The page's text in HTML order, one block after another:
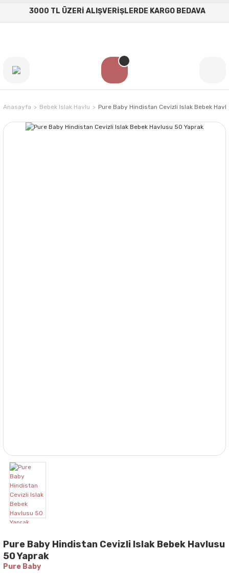
3000 TL ÜZERİ ALIŞVERİŞLERDE KARGO BEDAVA
Anasayfa Bebek Islak Havlu Pure Baby Hindistan Cevizli Islak Bebek
Pure Baby Hindistan Cevizli Islak Bebek Havlusu
50 Yaprak
Pure Baby